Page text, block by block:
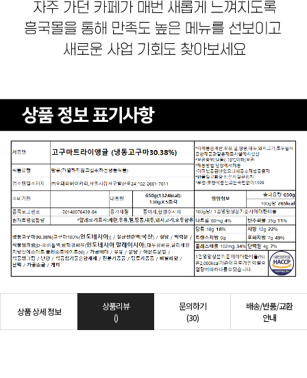
상품 상세 정보
상품리뷰
()
문의하기
(30)
배송/반품/교환
안내